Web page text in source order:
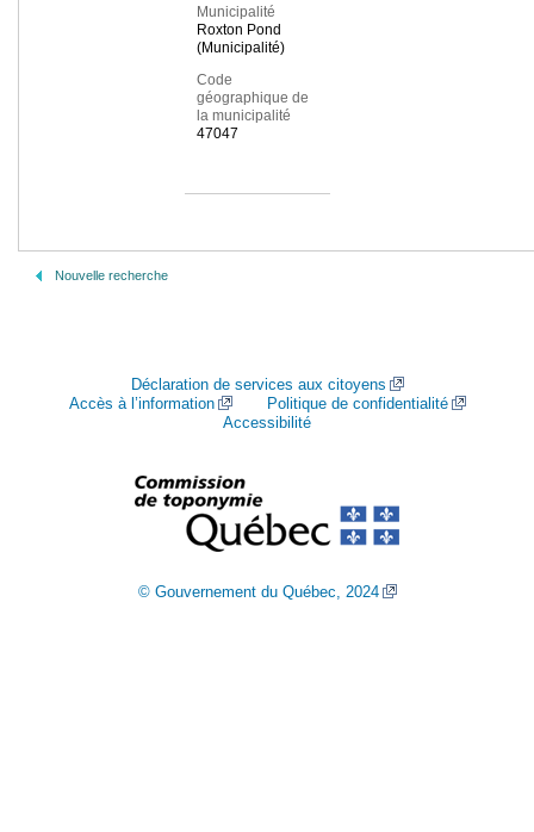
Municipalité
Roxton Pond
(Municipalité)
Code
géographique de
la municipalité
47047
Nouvelle recherche
Déclaration de services aux citoyens
Accès à l’information
Politique de confidentialité
Accessibilité
© Gouvernement du Québec, 2024